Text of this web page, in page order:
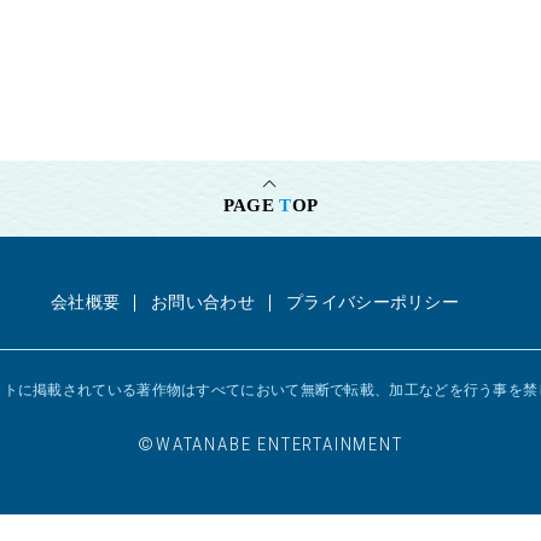
PAGETOP
会社概要 お問い合わせ プライバシーポリシー
に掲載されている著作物はすべてにおいて無断で転載、加工などを行う事を
©︎WATANABE ENTERTAINMENT